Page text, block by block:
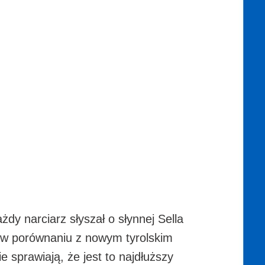
narciarz słyszał o słynnej Sella
porównaniu z nowym tyrolskim
sprawiają, że jest to najdłuższy